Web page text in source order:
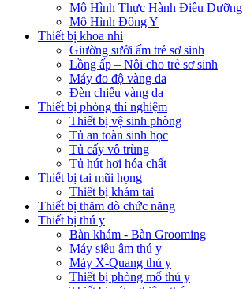
Mô Hình Thực Hành Điều Dưỡng
Mô Hình Đông Y
Thiết bị khoa nhi
Giường sưởi ấm trẻ sơ sinh
Lồng ấp – Nôi cho trẻ sơ sinh
Máy đo độ vàng da
Đèn chiếu vàng da
Thiết bị phòng thí nghiệm
Thiết bị vệ sinh phòng
Tủ an toàn sinh học
Tủ cấy vô trùng
Tủ hút hơi hóa chất
Thiết bị tai mũi họng
Thiết bị khám tai
Thiết bị thăm dò chức năng
Thiết bị thú y
Bàn khám - Bàn Grooming
Máy siêu âm thú y
Máy X-Quang thú y
Thiết bị phòng mổ thú y